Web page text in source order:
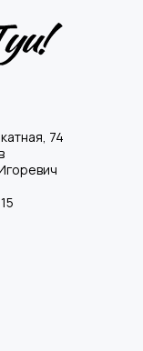
74